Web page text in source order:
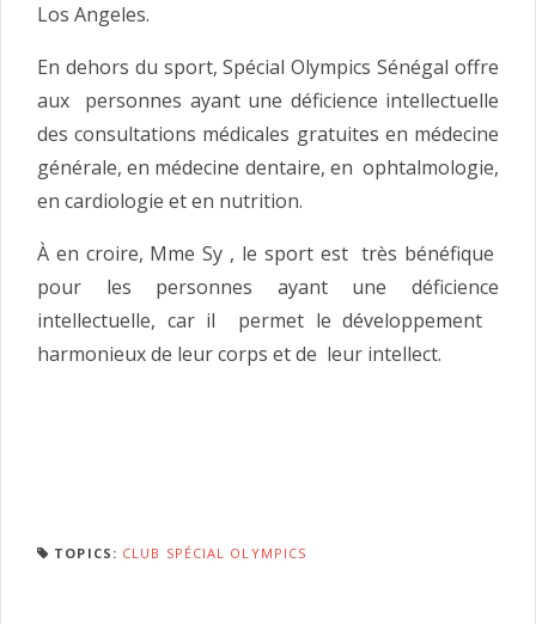
Los Angeles.
En dehors du sport, Spécial Olympics Sénégal offre
aux personnes ayant une déficience intellectuelle
des consultations médicales gratuites en médecine
générale, en médecine dentaire, en ophtalmologie,
en cardiologie et en nutrition.
À en croire, Mme Sy , le sport est très bénéfique
pour les personnes ayant une déficience
intellectuelle, car il permet le développement
harmonieux de leur corps et de leur intellect.
TOPICS: CLUB SPÉCIAL OLYMPICS